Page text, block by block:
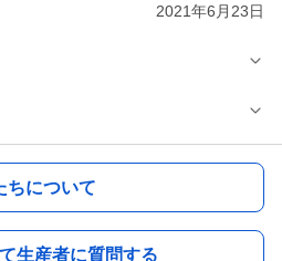
2021年6月23日
ちについて
生産者に質問する